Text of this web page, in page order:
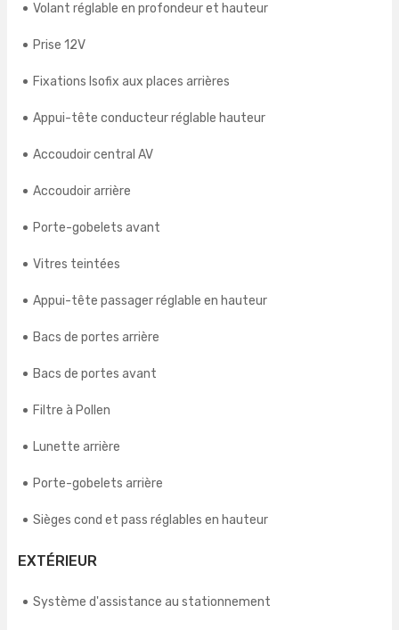
Volant réglable en profondeur et hauteur
Prise 12V
Fixations Isofix aux places arrières
Appui-tête conducteur réglable hauteur
Accoudoir central AV
Accoudoir arrière
Porte-gobelets avant
Vitres teintées
Appui-tête passager réglable en hauteur
Bacs de portes arrière
Bacs de portes avant
Filtre à Pollen
Lunette arrière
Porte-gobelets arrière
Sièges cond et pass réglables en hauteur
EXTÉRIEUR
Système d'assistance au stationnement